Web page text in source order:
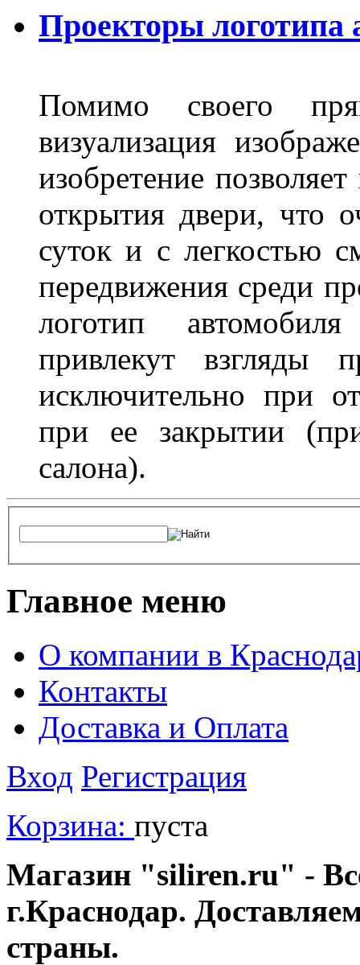
Проекторы логотипа
Помимо своего
визуализация
изобретение
открытия двери, что
суток и с легкостью
передвижения среди
логотип
привлекут взгляды
исключительно при
при ее закрытии
салона).
Главное меню
О компании в
Контакты
Доставка и Оплата
Вход Регистрация
Корзина: пуста
Магазин "siliren.ru" -
г.Краснодар.
страны.